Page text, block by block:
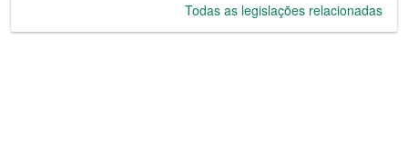
Todas as legislações relacionadas